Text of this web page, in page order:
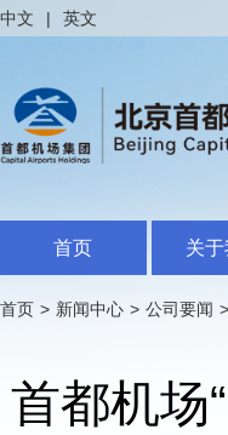
中文 | 英文
首页 关
首页 > 新闻中心 > 公司要闻 >
首都机场